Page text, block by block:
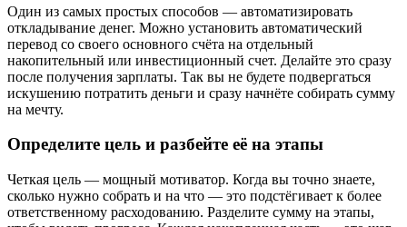
Один из самых простых способов — автоматизировать
откладывание денег. Можно установить автоматический
перевод со своего основного счёта на отдельный
накопительный или инвестиционный счет. Делайте это сразу
после получения зарплаты. Так вы не будете подвергаться
искушению потратить деньги и сразу начнёте собирать сумму
на мечту.
Определите цель и разбейте её на этапы
Четкая цель — мощный мотиватор. Когда вы точно знаете,
сколько нужно собрать и на что — это подстёгивает к более
ответственному расходованию. Разделите сумму на этапы,